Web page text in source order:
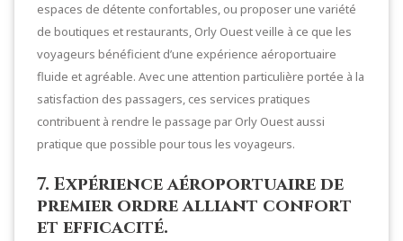
espaces de détente confortables, ou proposer une variété
de boutiques et restaurants, Orly Ouest veille à ce que les
voyageurs bénéficient d’une expérience aéroportuaire
fluide et agréable. Avec une attention particulière portée à la
satisfaction des passagers, ces services pratiques
contribuent à rendre le passage par Orly Ouest aussi
pratique que possible pour tous les voyageurs.
7. Expérience aéroportuaire de
premier ordre alliant confort
et efficacité.